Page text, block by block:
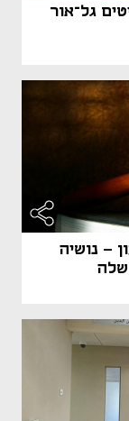
גל־אור
- נושיה
שלה